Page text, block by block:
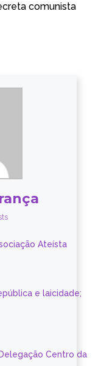
comunista
Ateísta
e laicidade;
Centro da